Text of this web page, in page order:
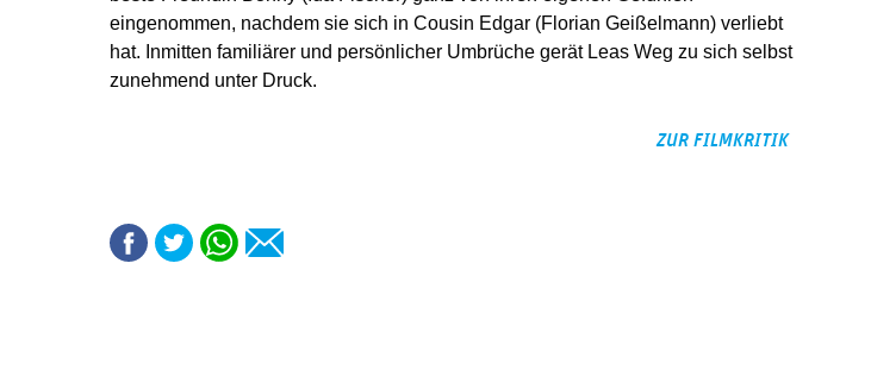
eingenommen, nachdem sie sich in Cousin Edgar (Florian Geißelmann) verliebt
hat. Inmitten familiärer und persönlicher Umbrüche gerät Leas Weg zu sich selbst
zunehmend unter Druck.
ZUR FILMKRITIK